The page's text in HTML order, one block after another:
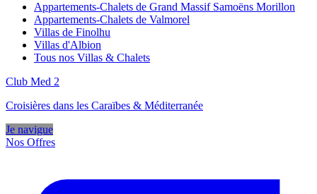
Appartements-Chalets de Grand Massif Samoëns Morillon
Appartements-Chalets de Valmorel
Villas de Finolhu
Villas d'Albion
Tous nos Villas & Chalets
Club Med 2
Croisières dans les Caraïbes & Méditerranée
Je navigue
Nos Offres